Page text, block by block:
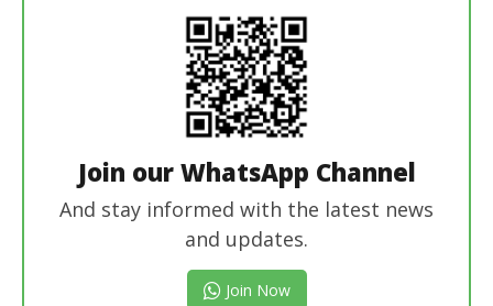
Join our WhatsApp Channel
And stay informed with the latest news
and updates.
Join Now